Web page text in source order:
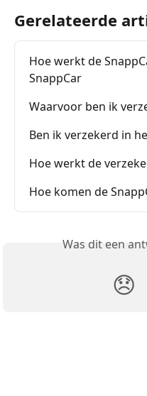
Gerelateerde
Hoe werkt de
SnappCar
Waarvoor ben ik
Ben ik verzekerd in
Hoe werkt de
Hoe komen de
Was dit een
😞